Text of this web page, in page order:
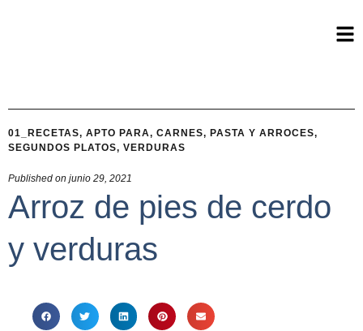
01_RECETAS, APTO PARA, CARNES, PASTA Y ARROCES,
SEGUNDOS PLATOS, VERDURAS
Published on junio 29, 2021
Arroz de pies de cerdo
y verduras